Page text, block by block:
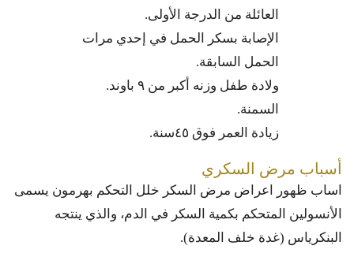
العائلة من الدرجة الأولى.
الإصابة بسكر الحمل في إحدي مرات
الحمل السابقة.
ولادة طفل وزنه أكبر من ٩ باوند.
السمنة.
زيادة العمر فوق ٤٥سنة.
أسباب مرض السكري
اساب ظهور اعراض مرض السكر خلل التحكم بهرمون يسمى
الأنسولين المتحكم بكمية السكر في الدم، والذي ينتجه
البنكرياس (غدة خلف المعدة).